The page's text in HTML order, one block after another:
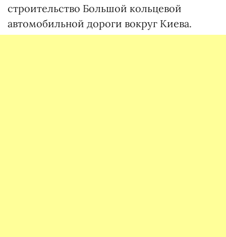
строительство Большой кольцевой
автомобильной дороги вокруг Киева.